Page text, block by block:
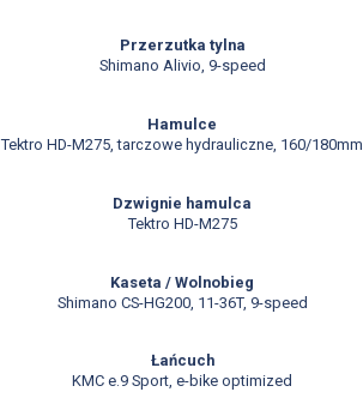
Przerzutka tylna
Shimano Alivio, 9-speed
Hamulce
Tektro HD-M275, tarczowe hydrauliczne, 160/180mm
Dzwignie hamulca
Tektro HD-M275
Kaseta / Wolnobieg
Shimano CS-HG200, 11-36T, 9-speed
Łańcuch
KMC e.9 Sport, e-bike optimized